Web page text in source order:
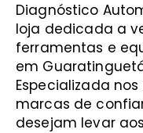
Diagnóstico
loja dedicada a
ferramentas e
em
Especializada
marcas de
desejam levar